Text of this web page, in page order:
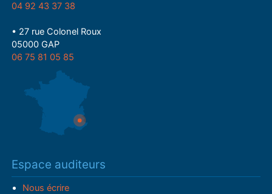
04 92 43 37 38
• 27 rue Colonel Roux
05000 GAP
06 75 81 05 85
Espace auditeurs
Nous écrire